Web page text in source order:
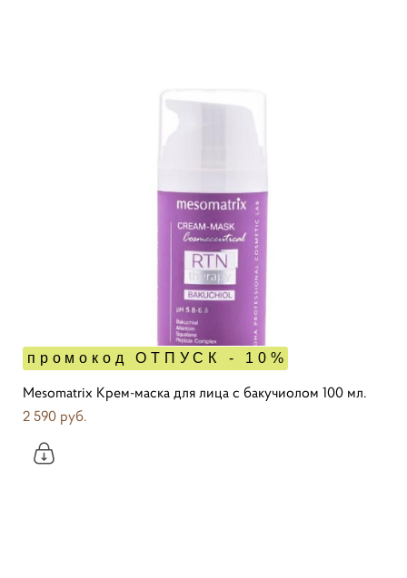
промокод ОТПУСК - 10%
Mesomatrix Крем-маска для лица с бакучиолом 100 мл.
2 590 pуб.